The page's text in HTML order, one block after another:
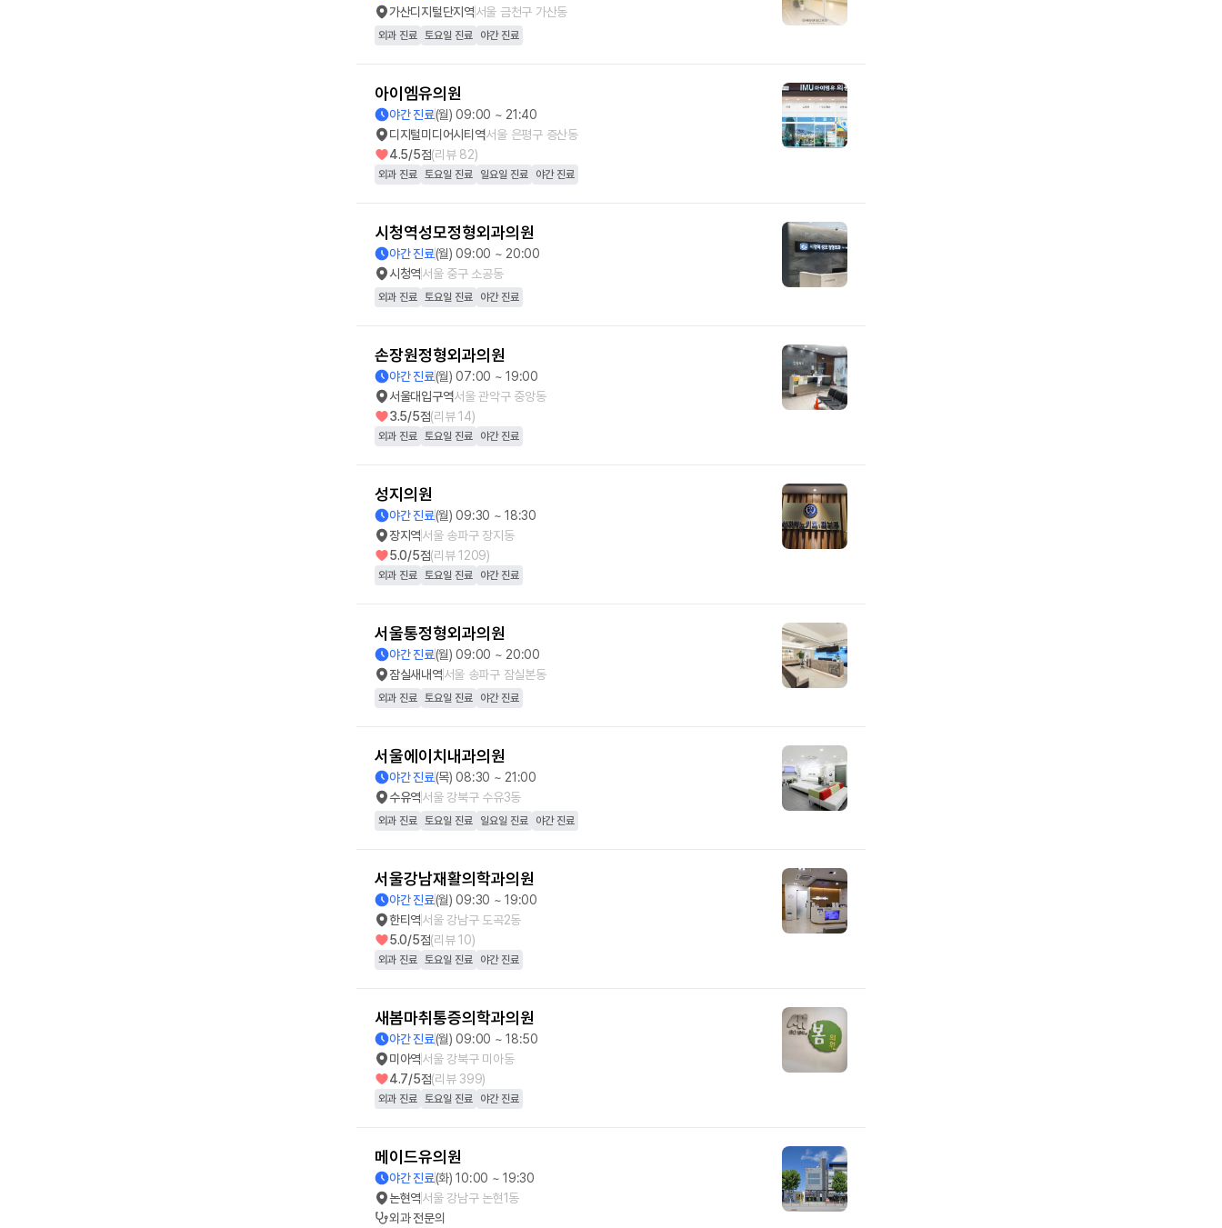
가산디지털단지역서울 금천구 가산동
외과 진료 토요일 진료 야간 진료
아이엠유의원
야간 진료(월) 09:00 ~ 21:40
디지털미디어시티역서울 은평구 증산동
4.5/5점(리뷰 82)
외과 진료 토요일 진료 일요일 진료 야간 진료
시청역성모정형외과의원
야간 진료(월) 09:00 ~ 20:00
시청역서울 중구 소공동
외과 진료 토요일 진료 야간 진료
손장원정형외과의원
야간 진료(월) 07:00 ~ 19:00
서울대입구역서울 관악구 중앙동
3.5/5점(리뷰14)
외과 진료 토요일 진료 야간 진료
성지의원
야간 진료(월) 09:30 ~ 18:30
장지역서울 송파구 장지동
5.0/5점(리뷰1209)
외과 진료 토요일 진료 야간 진료
서울통정형외과의원
야간 진료(월) 09:00 ~ 20:00
잠실새내역서울 송파구 잠실본동
외과 진료 토요일 진료 야간 진료
서울에이치내과의원
야간 진료(목) 08:30 ~ 21:00
수유역서울 강북구 수유3동
외과 진료 토요일 진료 일요일 진료 야간 진료
서울강남재활의학과의원
야간 진료(월) 09:30 ~ 19:00
한티역서울 강남구 도곡2동
5.0/5점(리뷰10)
외과 진료 토요일 진료 야간 진료
새봄마취통증의학과의원
야간 진료(월) 09:00 ~ 18:50
미아역서울 강북구 미아동
4.7/5점(리뷰 399)
외과 진료 토요일 진료 야간 진료
메이드유의원
야간 진료(화) 10:00 ~ 19:30
논현역서울 강남구 논현1동
외과전문의